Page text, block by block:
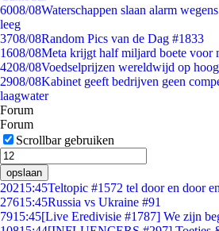
6008/08Waterschappen slaan alarm
leeg
3708/08Random Pics van de Dag #1833
1608/08Meta krijgt half miljard boete voor
4208/08Voedselprijzen wereldwijd op
2908/08Kabinet geeft bedrijven geen
laagwater
Forum
Forum
Scrollbar gebruiken
opslaan
20215:45Teltopic #1572 tel door en door
27615:45Russia vs Ukraine #91
7915:45[Live Eredivisie #1787] We zijn